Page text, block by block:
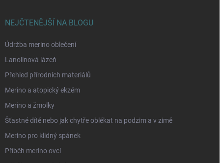
NEJČTENĚJŠÍ NA BLOGU
Údržba merino oblečení
Lanolinová lázeň
Přehled přírodních materiálů
Merino a atopický ekzém
Merino a žmolky
Šťastné dítě nebo jak chytře oblékat na podzim a v zimě
Merino pro klidný spánek
Příběh merino ovcí